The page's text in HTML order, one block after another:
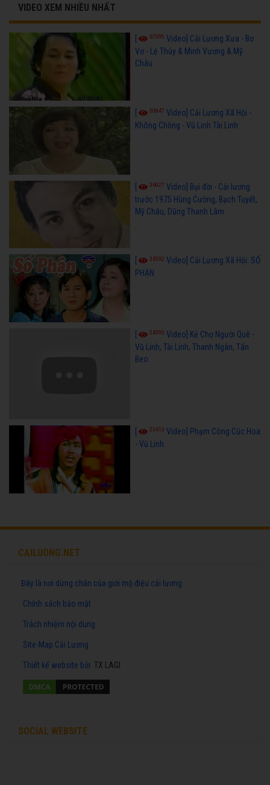
VIDEO XEM NHIỀU NHẤT
67095 Video] Cải Lương Xưa - Bơ
Vơ - Lệ Thủy & Minh Vương & Mỹ
Châu
50847 Video] Cải Lương Xã Hội -
Không Chồng - Vũ Linh Tài Linh
36027 Video] Bụi đời - Cải lương
trước 1975 Hùng Cường, Bạch Tuyết,
Mỹ Châu, Dũng Thanh Lâm
34592 Video] Cải Lương Xã Hội: SỐ
PHẬN
24595 Video] Kẻ Chợ Người Quê -
Vũ Linh, Tài Linh, Thanh Ngân, Tấn
Beo
23613 Video] Phạm Công Cúc Hoa
- Vũ Linh
CAILUONG.NET
Đây là nơi dừng chân của giới mộ điệu cải lương
Chính sách bảo mật
Trách nhiệm nội dung
Site-Map Cải Lương
Thiết kế website bởi: TX LAGI
SOCIAL WEBSITE